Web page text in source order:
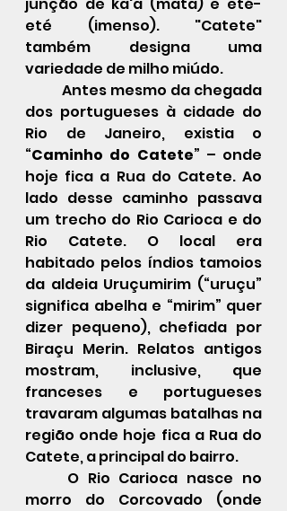
eté (imenso). "Catete"
também designa uma
variedade de milho miúdo.
Antes mesmo da chegada
dos portugueses à cidade do
Rio de Janeiro, existia o
“Caminho do Catete” – onde
hoje fica a Rua do Catete. Ao
lado desse caminho passava
um trecho do Rio Carioca e do
Rio Catete. O local era
habitado pelos índios tamoios
da aldeia Uruçumirim (“uruçu”
significa abelha e “mirim” quer
dizer pequeno), chefiada por
Biraçu Merin. Relatos antigos
mostram, inclusive, que
franceses e portugueses
travaram algumas batalhas na
região onde hoje fica a Rua do
Catete, a principal do bairro.
O Rio Carioca nasce no
morro do Corcovado (onde